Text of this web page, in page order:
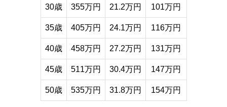
30歳 355万円 21.2万円 101万円
35歳 405万円 24.1万円 116万円
40歳 458万円 27.2万円 131万円
45歳 511万円 30.4万円 147万円
50歳 535万円 31.8万円 154万円